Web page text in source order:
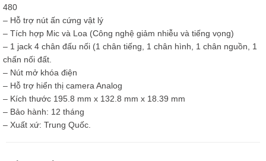
480
– Hỗ trợ nút ấn cứng vật lý
– Tích hợp Mic và Loa (Công nghệ giảm nhiễu và tiếng vọng)
– 1 jack 4 chân đấu nối (1 chân tiếng, 1 chân hình, 1 chân nguồn, 1
chấn nối đất.
– Nút mở khóa điện
– Hỗ trợ hiển thị camera Analog
– Kích thước 195.8 mm x 132.8 mm x 18.39 mm
– Bảo hành: 12 tháng
– Xuất xứ: Trung Quốc.